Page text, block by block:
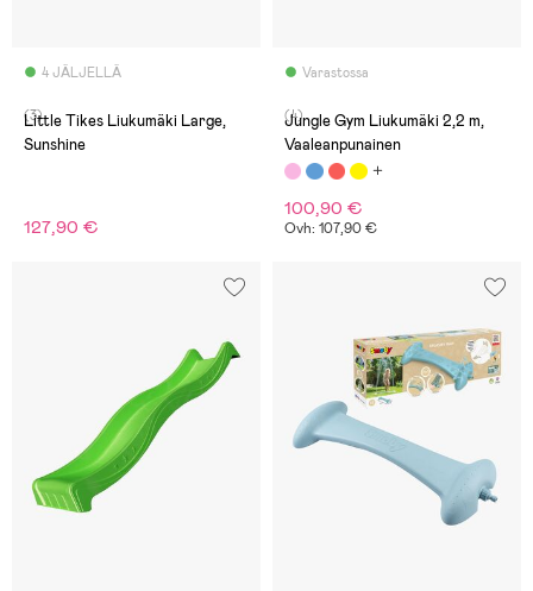
4 JÄLJELLÄ
(3)
Little Tikes Liukumäki Large,
Sunshine
127,90 €
Varastossa
(4)
Jungle Gym Liukumäki 2,2 m,
Vaaleanpunainen
100,90 €
Ovh: 107,90 €